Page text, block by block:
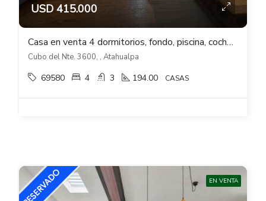
USD 415.000
Casa en venta 4 dormitorios, fondo, piscina, cocheras en Atahualpa
Cubo del Nte. 3600, , Atahualpa
69580 4 3 194.00 CASAS
EN VENTA